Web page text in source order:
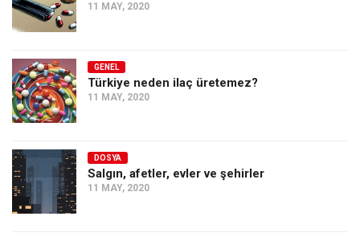
11 MAY, 2020
GENEL
Türkiye neden ilaç üretemez?
11 MAY, 2020
DOSYA
Salgın, afetler, evler ve şehirler
11 MAY, 2020